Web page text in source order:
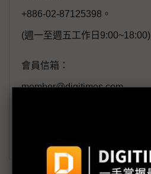
+886-02-87125398。
(週一至週五工作日9:00~18:00)
會員信箱：
member@digitimes.com